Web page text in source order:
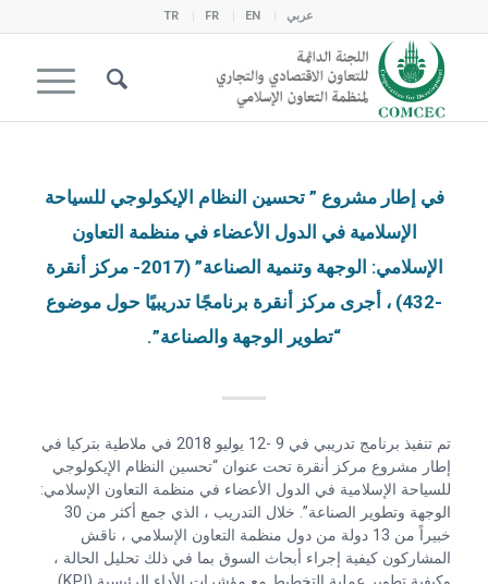
عربي EN
FR
TR
في إطار مشروع ” تحسين النظام الإيكولوجي للسياحة
الإسلامية في الدول الأعضاء في منظمة التعاون
الإسلامي: الوجهة وتنمية الصناعة” (2017- مركز أنقرة
-432) ، أجرى مركز أنقرة برنامجًا تدريبيًا حول موضوع
“تطوير الوجهة والصناعة”.
تم تنفيذ برنامج تدريبي في 9 -12 يوليو 2018 في ملاطية بتركيا في
إطار مشروع مركز أنقرة تحت عنوان “تحسين النظام الإيكولوجي
للسياحة الإسلامية في الدول الأعضاء في منظمة التعاون الإسلامي:
الوجهة وتطوير الصناعة”. خلال التدريب ، الذي جمع أكثر من 30
خبيراً من 13 دولة من دول منظمة التعاون الإسلامي ، ناقش
المشاركون كيفية إجراء أبحاث السوق بما في ذلك تحليل الحالة ،